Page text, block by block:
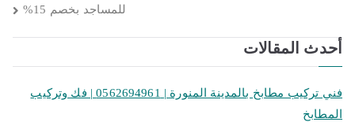
للمساجد بخصم 15%
أحدث المقالات
فني تركيب مطابخ بالمدينة المنورة | 0562694961 | فك وتركيب
المطابخ